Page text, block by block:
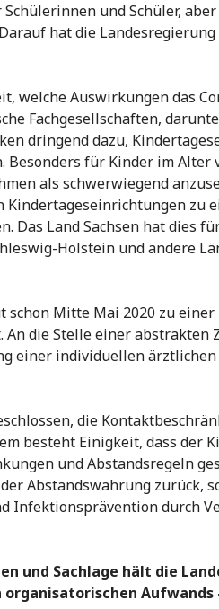
und Schüler,
hat die
welche Auswirkungen das
Fachgesellschaften,
dringend dazu,
für Kinder im Alter
als schwerwiegend
Kindertageseinrichtungen zu
Das Land Sachsen hat dies
Holstein und andere
schon Mitte Mai 2020 zu
die Stelle einer abstrakten
einer individuellen ärztlichen
die
besteht Einigkeit, dass der
und Abstandsregeln
Abstandswahrung zurück,
Infektionsprävention durch
und Sachlage hält die
Aufwands